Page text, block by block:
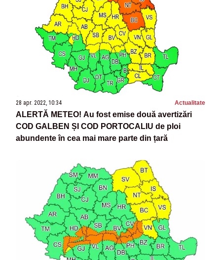
28 apr. 2022, 10:34 Actualitate
ALERTĂ METEO! Au fost emise două avertizări
COD GALBEN ȘI COD PORTOCALIU de ploi
abundente în cea mai mare parte din țară